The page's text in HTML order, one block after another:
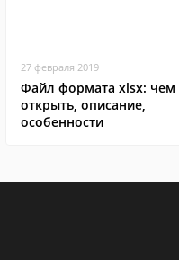
27 февраля 2019
Файл формата xlsx: чем
открыть, описание,
особенности